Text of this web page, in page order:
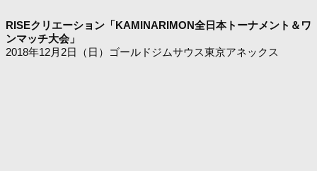
RISEクリエーション「KAMINARIMON全日本トーナメント＆ワ
ンマッチ大会」
2018年12月2日（日）ゴールドジムサウス東京アネックス